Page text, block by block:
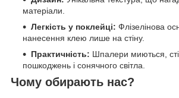
матеріали.
Легкість у поклейці: Флізелінова
нанесення клею лише на стіну.
Практичність: Шпалери миються,
пошкоджень і сонячного світла.
Чому обирають нас?